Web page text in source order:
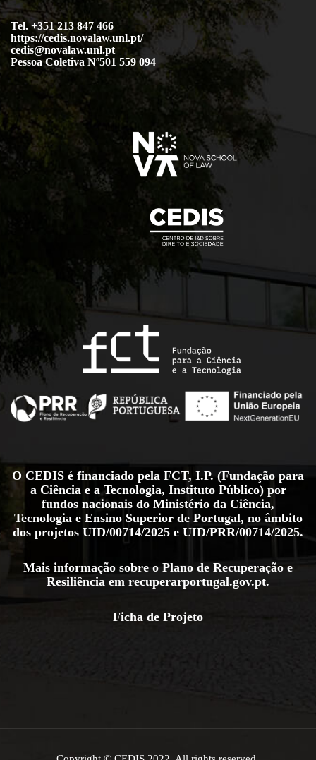
Tel. +351 213 847 466
https://cedis.novalaw.unl.pt/
cedis@novalaw.unl.pt
Pessoa Coletiva Nº501 559 094
O CEDIS é financiado pela FCT, I.P. (Fundação para
a Ciência e a Tecnologia, Instituto Público) por
fundos nacionais do Ministério da Ciência,
Tecnologia e Ensino Superior de Portugal, no âmbito
dos projetos UID/00714/2025 e UID/PRR/00714/2025.
Mais informação sobre o Plano de Recuperação e
Resiliência em recuperarportugal.gov.pt.
Ficha de Projeto